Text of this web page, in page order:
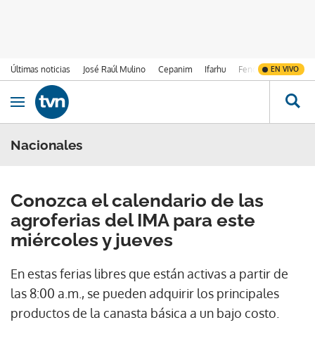
Últimas noticias José Raúl Mulino Cepanim Ifarhu Fenómeno de El
EN VIVO
Ir al contenido
Obrir navegació
Nacionales
Conozca el calendario de las
agroferias del IMA para este
miércoles y jueves
En estas ferias libres que están activas a partir de
las 8:00 a.m., se pueden adquirir los principales
productos de la canasta básica a un bajo costo.